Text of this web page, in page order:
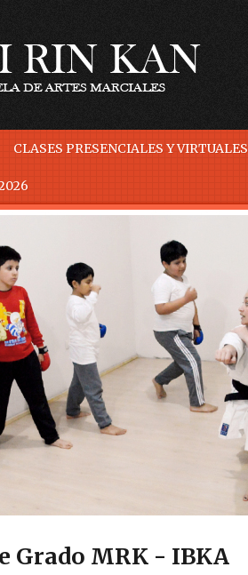
CLASES PRESENCIALES Y VIRTUALES
Grado MRK - IBKA